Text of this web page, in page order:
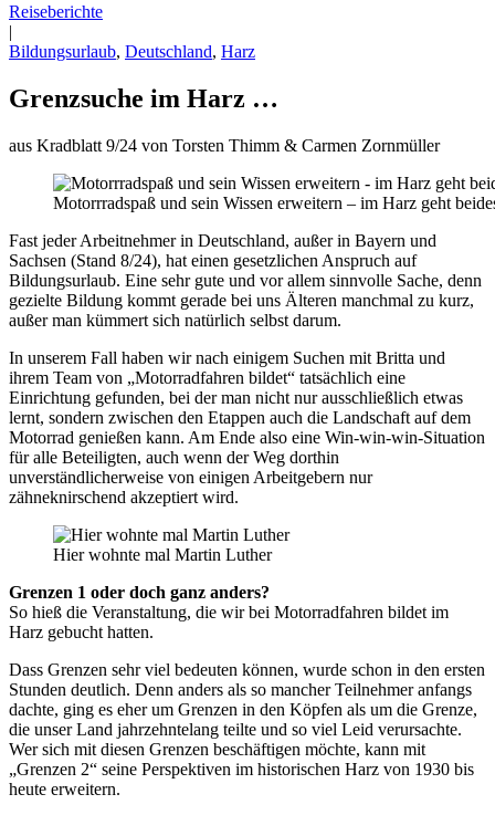
Reiseberichte
|
Bildungsurlaub, Deutschland, Harz
Grenzsuche im Harz …
aus Kradblatt 9/24 von Torsten Thimm & Carmen Zornmüller
Motorrradspaß und sein Wissen erweitern – im Harz geht
Fast jeder Arbeitnehmer in Deutschland, außer in Bayern und
Sachsen (Stand 8/24), hat einen gesetzlichen Anspruch auf
Bildungsurlaub. Eine sehr gute und vor allem sinnvolle Sache, denn
gezielte Bildung kommt gerade bei uns Älteren manchmal zu kurz,
außer man kümmert sich natürlich selbst darum.
In unserem Fall haben wir nach einigem Suchen mit Britta und
ihrem Team von „Motorradfahren bildet“ tatsächlich eine
Einrichtung gefunden, bei der man nicht nur ausschließlich etwas
lernt, sondern zwischen den Etappen auch die Landschaft auf dem
Motorrad genießen kann. Am Ende also eine Win-win-win-Situation
für alle Beteiligten, auch wenn der Weg dorthin
unverständlicherweise von einigen Arbeitgebern nur
zähneknirschend akzeptiert wird.
Hier wohnte mal Martin Luther
Grenzen 1 oder doch ganz anders?
So hieß die Veranstaltung, die wir bei Motorradfahren bildet im
Harz gebucht hatten.
Dass Grenzen sehr viel bedeuten können, wurde schon in den ersten
Stunden deutlich. Denn anders als so mancher Teilnehmer anfangs
dachte, ging es eher um Grenzen in den Köpfen als um die Grenze,
die unser Land jahrzehntelang teilte und so viel Leid verursachte.
Wer sich mit diesen Grenzen beschäftigen möchte, kann mit
„Grenzen 2“ seine Perspektiven im historischen Harz von 1930 bis
heute erweitern.